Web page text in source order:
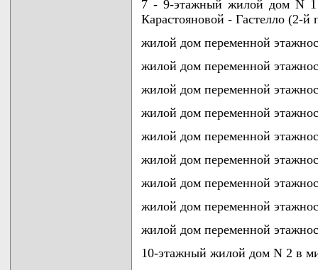
7 - 9-этажный жилой дом N 1
Карастояновой - Гастелло (2-й
жилой дом переменной
жилой дом переменной
жилой дом переменной
жилой дом переменной
жилой дом переменной
жилой дом переменной
жилой дом переменной
жилой дом переменной
жилой дом переменной
10-этажный жилой дом N 2 в